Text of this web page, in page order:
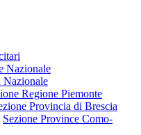
Nazionale
Nazionale
Regione Piemonte
Provincia di Brescia
Sezione Province Como-